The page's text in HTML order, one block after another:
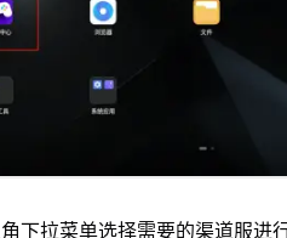
拉菜单选择需要的渠道服进